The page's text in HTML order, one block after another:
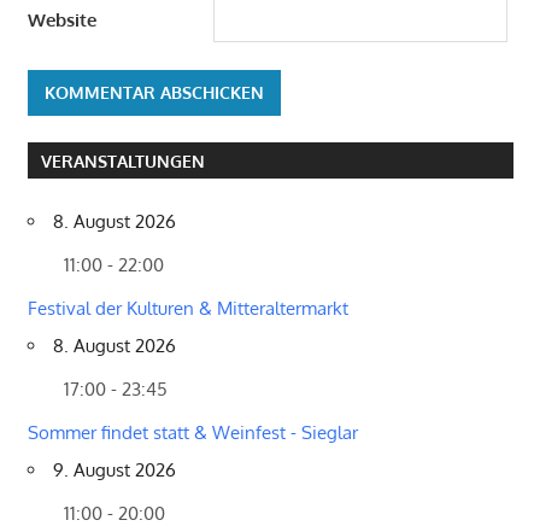
Website
VERANSTALTUNGEN
8. August 2026
11:00 - 22:00
Festival der Kulturen & Mitteraltermarkt
8. August 2026
17:00 - 23:45
Sommer findet statt & Weinfest - Sieglar
9. August 2026
11:00 - 20:00